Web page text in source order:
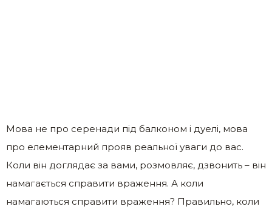
Мова не про серенади під балконом і дуелі, мова
про елементарний прояв реальної уваги до вас.
Коли він доглядає за вами, розмовляє, дзвонить – він
намагається справити враження. А коли
намагаються справити враження? Правильно, коли